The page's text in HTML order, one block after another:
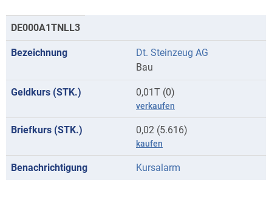
DE000A1TNLL3
Dt. Steinzeug AG
Bau
0,01T (0)
verkaufen
0,02 (5.616)
kaufen
Kursalarm